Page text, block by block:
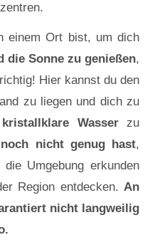
einem Ort bist, um dich
die Sonne zu genießen,
Hier kannst du den
zu liegen und dich zu
kristallklare Wasserzu
nicht genug hast,
Umgebung erkunden
Region entdecken. An
nicht langweilig